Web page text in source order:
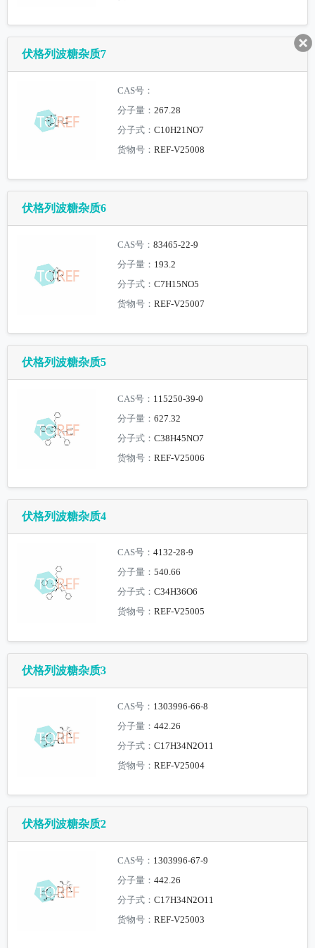
伏格列波糖杂质7
CAS号：
分子量：267.28
分子式：C10H21NO7
货物号：REF-V25008
伏格列波糖杂质6
CAS号：83465-22-9
分子量： 193.2
分子式：C7H15NO5
货物号：REF-V25007
伏格列波糖杂质5
CAS号： 115250-39-0
分子量：627.32
分子式：C38H45NO7
货物号：REF-V25006
伏格列波糖杂质4
CAS号：4132-28-9
分子量：540.66
分子式：C34H36O6
货物号：REF-V25005
伏格列波糖杂质3
CAS号： 1303996-66-8
分子量：442.26
分子式：C17H34N2O11
货物号：REF-V25004
伏格列波糖杂质2
CAS号： 1303996-67-9
分子量：442.26
分子式：C17H34N2O11
货物号：REF-V25003